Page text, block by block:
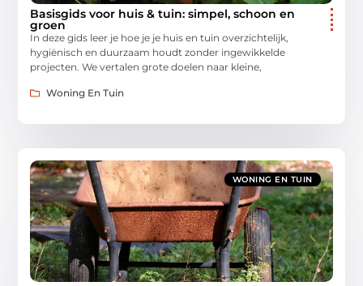
Basisgids voor huis & tuin: simpel, schoon en
groen
In deze gids leer je hoe je je huis en tuin overzichtelijk,
hygiënisch en duurzaam houdt zonder ingewikkelde
projecten. We vertalen grote doelen naar kleine,
Woning En Tuin
WONING EN TUIN